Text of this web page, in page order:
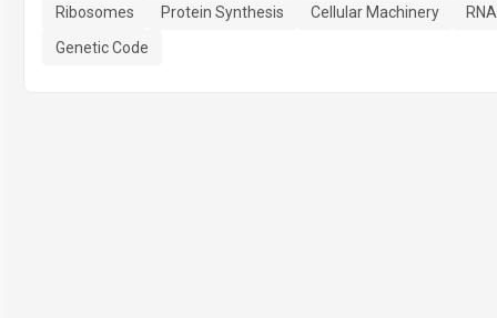
Ribosomes Protein Synthesis Cellular Machinery
RNA
Genetic Code